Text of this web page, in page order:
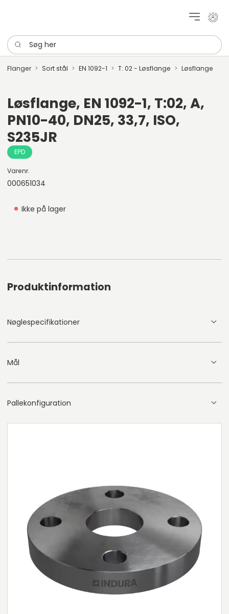
Mit
Søg her
Flanger Sort stål EN 1092-1 T: 02 - Løsflange Løsflange
Løsflange, EN 1092-1, T:02, A,
PN10-40, DN25, 33,7, ISO,
S235JR
EPD
Varenr.
000651034
Ikke på lager
Produktinformation
Nøglespecifikationer
Mål
Pallekonfiguration